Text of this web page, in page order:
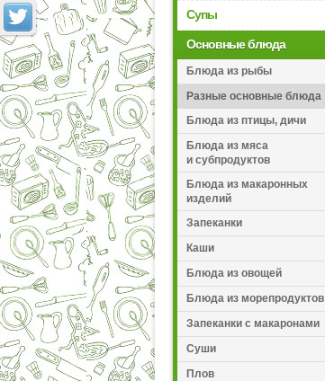
Супы
Основные блюда
Блюда из рыбы
Разные основные блюда
Блюда из птицы, дичи
Блюда из мяса
и субпродуктов
Блюда из макаронных
изделий
Запеканки
Каши
Блюда из овощей
Блюда из морепродуктов
Запеканки с макаронами
Суши
Плов